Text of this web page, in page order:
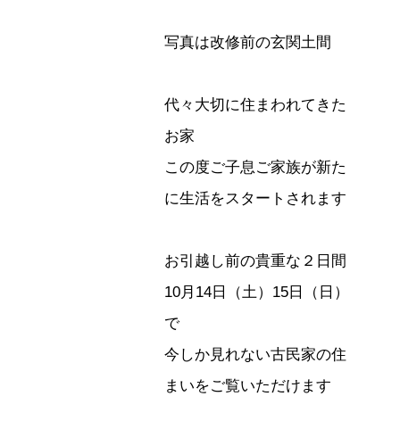
写真は改修前の玄関土間
代々大切に住まわれてきた
お家
この度ご子息ご家族が新た
に生活をスタートされます
お引越し前の貴重な２日間
10月14日（土）15日（日）
で
今しか見れない古民家の住
まいをご覧いただけます